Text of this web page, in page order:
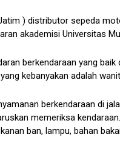
) distributor sepeda
akademisi Universitas
berkendaraan yang
kebanyakan adalah
berkendaraan di
memeriksa
ban, lampu, bahan